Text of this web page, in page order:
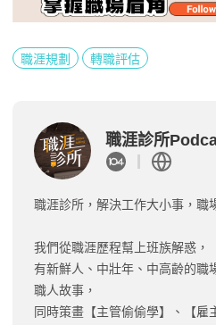
職涯規劃 轉職評估
職涯診所
職涯診所，解決工作大小事，職
我們從職涯歷程幫上班族解惑，
有新鮮人、中壯年、中高齡的職
職人故事，
同時策畫【主管偷偷學】、【雇